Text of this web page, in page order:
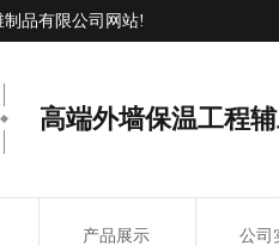
品有限公司网站!
高端外墙保温工程
产品展示 公司